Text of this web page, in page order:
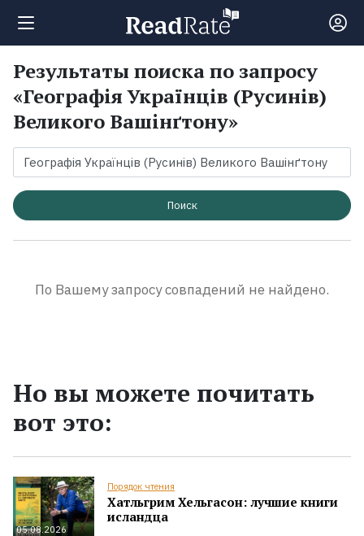
Поиск
Новости
Рейтинги
Экранизации
Результаты поиска по запросу
«Географія Українців (Русинів)
Великого Вашінґтону»
Поиск
По Вашему запросу совпадений не найдено.
Но вы можете почитать
вот это:
05.08.2026
Порядок чтения
Хатльгрим Хельгасон: лучшие книги
исландца